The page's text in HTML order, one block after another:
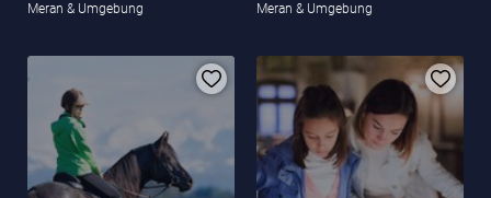
Meran & Umgebung Meran & Umgebung